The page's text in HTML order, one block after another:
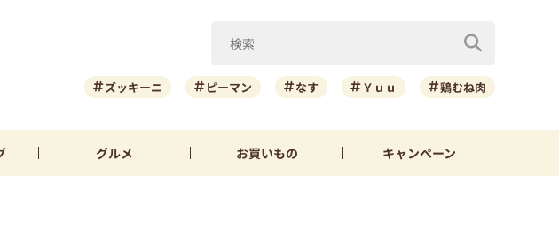
ズッキーニ ピーマン なす Ｙｕｕ 鶏むね肉
グルメ お買いもの キャンペーン